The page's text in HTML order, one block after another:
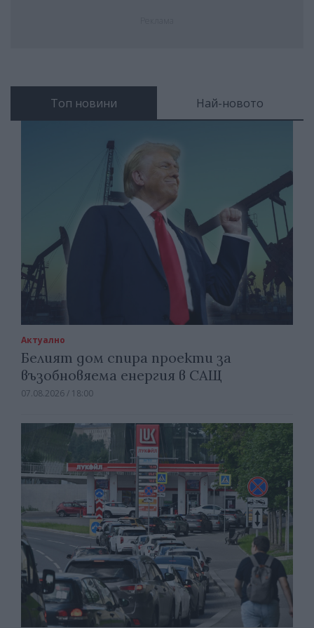
Топ новини Най-новото
Актуално
Белият дом спира проекти за
възобновяема енергия в САЩ
07.08.2026 / 18:00